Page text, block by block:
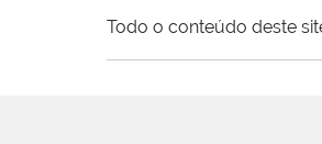
Todo o conteúdo deste